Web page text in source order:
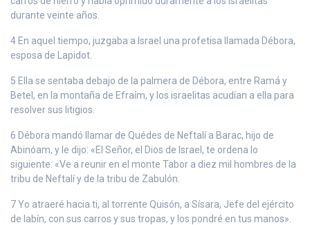
durante veinte años.
4 En aquel tiempo, juzgaba a Israel una profetisa llamada Débora,
esposa de Lapidot.
5 Ella se sentaba debajo de la palmera de Débora, entre Ramá y
Betel, en la montaña de Efraím, y los israelitas acudían a ella para
resolver sus litigios.
6 Débora mandó llamar de Quédes de Neftalí a Barac, hijo de
Abinóam, y le dijo: «El Señor, el Dios de Israel, te ordena lo
siguiente: «Ve a reunir en el monte Tabor a diez mil hombres de la
tribu de Neftalí y de la tribu de Zabulón.
7 Yo atraeré hacia ti, al torrente Quisón, a Sísara, Jefe del ejército
de Iabín, con sus carros y sus tropas, y los pondré en tus manos».